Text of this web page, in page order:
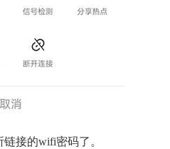
接的wifi密码了。